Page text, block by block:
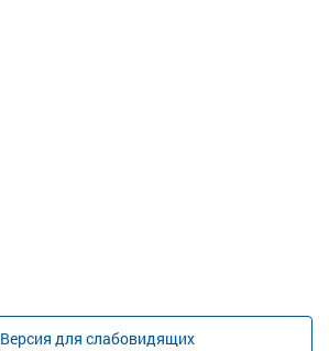
Версия для слабовидящих